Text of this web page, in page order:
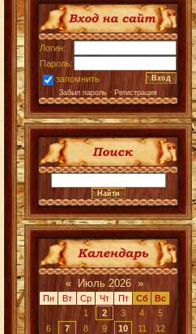
Логин:
Пароль:
запомнить
Забыл пароль · Регистрация
« Июль 2026 »
Пн Вт Ср Чт Пт Сб
Вс
1
2 3 4
5
6
7 8 9 10 11
12